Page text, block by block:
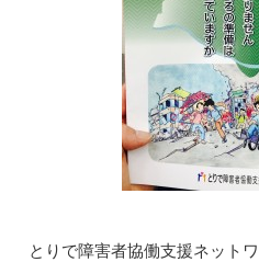
とりで障害者協働支援ネット